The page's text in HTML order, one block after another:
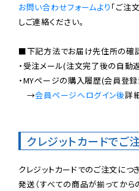
お問い合わせフォームより 「ご注
しご連絡ください。
■下記方法でお届け先住所の確認
・受注メール(注文完了後の自動
・MYページの購入履歴(会員登
→会員ページへログイン後詳
クレジットカードでご
クレジットカードでのご注文につ
発送（すべての商品が揃ってから